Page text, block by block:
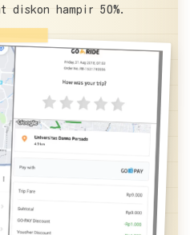
diskon hampir 50%.